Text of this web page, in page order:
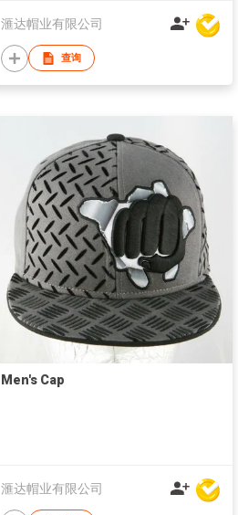
滙达帽业有限公司
查询
Men's Cap
滙达帽业有限公司